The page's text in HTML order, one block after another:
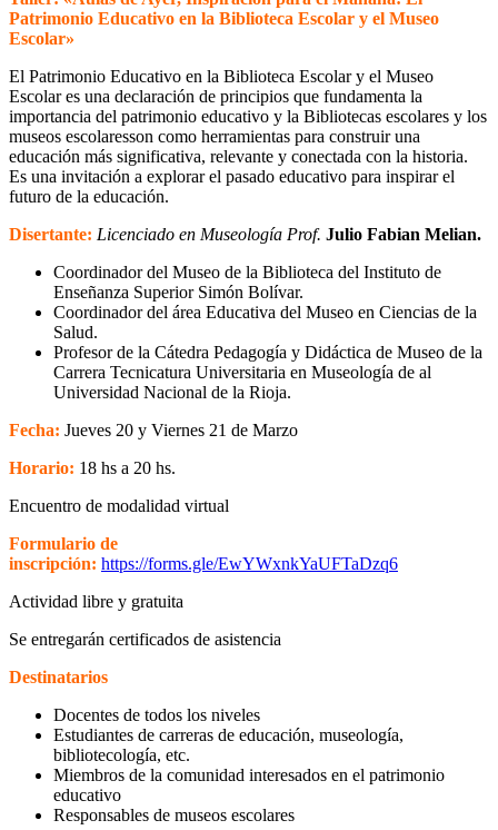
Patrimonio Educativo en la Biblioteca Escolar y el Museo
Escolar»
El Patrimonio Educativo en la Biblioteca Escolar y el Museo
Escolar es una declaración de principios que fundamenta la
importancia del patrimonio educativo y la Bibliotecas escolares y los
museos escolaresson como herramientas para construir una
educación más significativa, relevante y conectada con la historia.
Es una invitación a explorar el pasado educativo para inspirar el
futuro de la educación.
Disertante: Licenciado en Museología Prof. Julio Fabian Melian.
Coordinador del Museo de la Biblioteca del Instituto de
Enseñanza Superior Simón Bolívar.
Coordinador del área Educativa del Museo en Ciencias de la
Salud.
Profesor de la Cátedra Pedagogía y Didáctica de Museo de la
Carrera Tecnicatura Universitaria en Museología de al
Universidad Nacional de la Rioja.
Fecha: Jueves 20 y Viernes 21 de Marzo
Horario: 18 hs a 20 hs.
Encuentro de modalidad virtual
Formulario de
inscripción: https://forms.gle/EwYWxnkYaUFTaDzq6
Actividad libre y gratuita
Se entregarán certificados de asistencia
Destinatarios
Docentes de todos los niveles
Estudiantes de carreras de educación, museología,
bibliotecología, etc.
Miembros de la comunidad interesados en el patrimonio
educativo
Responsables de museos escolares